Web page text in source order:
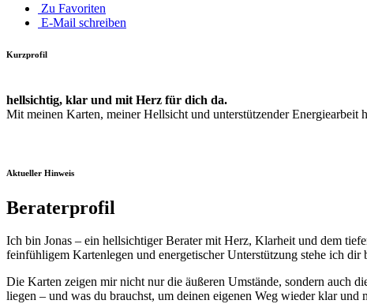
Zu Favoriten
E-Mail schreiben
Kurzprofil
hellsichtig, klar und mit Herz für dich da.
Mit meinen Karten, meiner Hellsicht und unterstützender
Aktueller Hinweis
Beraterprofil
Ich bin Jonas – ein hellsichtiger Berater mit Herz, Klarheit und dem
feinfühligem Kartenlegen und energetischer Unterstützung stehe ich dir
Die Karten zeigen mir nicht nur die äußeren Umstände, sondern auch
liegen – und was du brauchst, um deinen eigenen Weg wieder klar und